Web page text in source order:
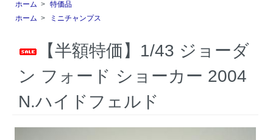
ホーム > 特価品
ホーム > ミニチャンプス
【半額特価】1/43 ジョーダ
ン フォード ショーカー 2004
N.ハイドフェルド